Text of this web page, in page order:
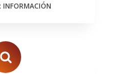
INFORMACIÓN